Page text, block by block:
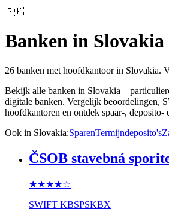
🇸🇰
Banken in Slovakia
26 banken met hoofdkantoor in Slovakia.
Bekijk alle banken in Slovakia –
digitale banken. Vergelijk beoordelingen,
hoofdkantoren en ontdek spaar-, deposito-
Ook in Slovakia:SparenTermijndeposito's
ČSOB stavebná
★★★★☆
SWIFT KBSPSKBX